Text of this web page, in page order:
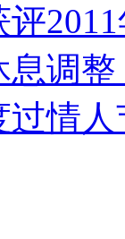
评
息调
过情